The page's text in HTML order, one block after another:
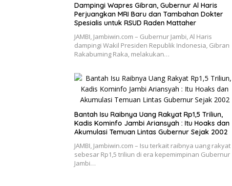
Dampingi Wapres Gibran, Gubernur Al Haris
Perjuangkan MRI Baru dan Tambahan Dokter
Spesialis untuk RSUD Raden Mattaher
JAMBI, Jambiwin.com – Gubernur Jambi, Al Haris
dampingi Wakil Presiden Republik Indonesia, Gibran
Rakabuming Raka, melakukan…
Bantah Isu Raibnya Uang Rakyat Rp1,5 Triliun,
Kadis Kominfo Jambi Ariansyah : Itu Hoaks dan
Akumulasi Temuan Lintas Gubernur Sejak 2002
JAMBI, Jambiwin.com – Isu terkait raibnya uang rakyat
sebesar Rp1,5 triliun di era kepemimpinan Gubernur
Jambi…